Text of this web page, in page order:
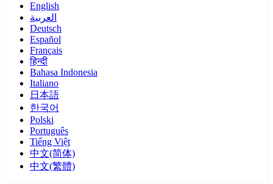
English
العربية
Deutsch
Español
Français
हिन्दी
Bahasa Indonesia
Italiano
日本語
한국어
Polski
Português
Tiếng Việt
中文(简体)
中文(繁體)